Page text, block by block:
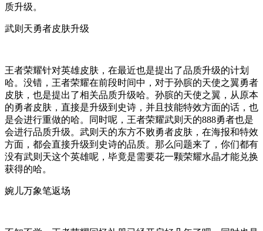
质升级。
武则天勇者皮肤升级
王者荣耀针对英雄皮肤，在最近也是提出了品质升级的计划
哈。没错，王者荣耀在前段时间中，对于孙膑的天使之翼勇者
皮肤，也是提出了相关品质升级哈。孙膑的天使之翼，从原本
的勇者皮肤，直接是升级到史诗，并且技能特效方面的话，也
是会进行重做的哈。同时呢，王者荣耀武则天的888勇者也是
会进行品质升级。武则天的东方不败勇者皮肤，在海报和特效
方面，都会直接升级到史诗的品质。那么问题来了，你们都有
没有武则天这个英雄呢，毕竟是需要花一颗荣耀水晶才能兑换
获得的哈。
婉儿万象笔返场